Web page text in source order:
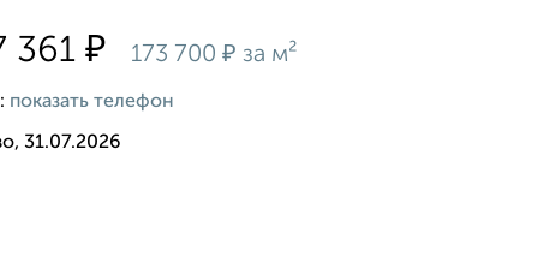
361₽ 173 700₽ за м²
показать телефон
31.07.2026